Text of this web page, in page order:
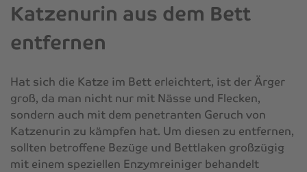
Katzenurin aus dem Bett
entfernen
Hat sich die Katze im Bett erleichtert, ist der Ärger
groß, da man nicht nur mit Nässe und Flecken,
sondern auch mit dem penetranten Geruch von
Katzenurin zu kämpfen hat. Um diesen zu entfernen,
sollten betroffene Bezüge und Bettlaken großzügig
mit einem speziellen Enzymreiniger behandelt